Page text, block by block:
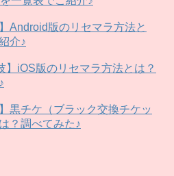
Android版のリセマラ方法と
介♪
】iOS版のリセマラ方法とは？
黒チケ（ブラック交換チケッ
？調べてみた♪